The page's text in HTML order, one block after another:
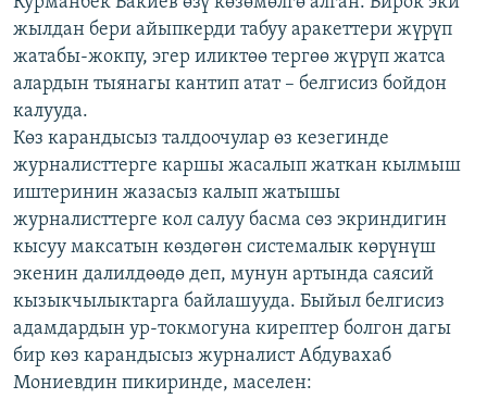
жылдан бери айыпкерди табуу аракеттери жүрүп
жатабы-жокпу, эгер иликтөө тергөө жүрүп жатса
алардын тыянагы кантип атат – белгисиз бойдон
калууда.
Көз карандысыз талдоочулар өз кезегинде
журналисттерге каршы жасалып жаткан кылмыш
иштеринин жазасыз калып жатышы
журналисттерге кол салуу басма сөз экриндигин
кысуу максатын көздөгөн системалык көрүнүш
экенин далилдөөдө деп, мунун артында саясий
кызыкчылыктарга байлашууда. Быйыл белгисиз
адамдардын ур-токмогуна кирептер болгон дагы
бир көз карандысыз журналист Абдувахаб
Мониевдин пикиринде, маселен: